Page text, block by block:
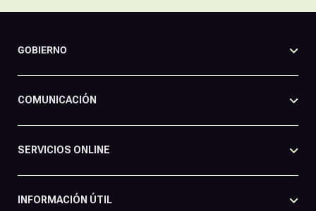
GOBIERNO
COMUNICACIÓN
SERVICIOS ONLINE
INFORMACIÓN ÚTIL